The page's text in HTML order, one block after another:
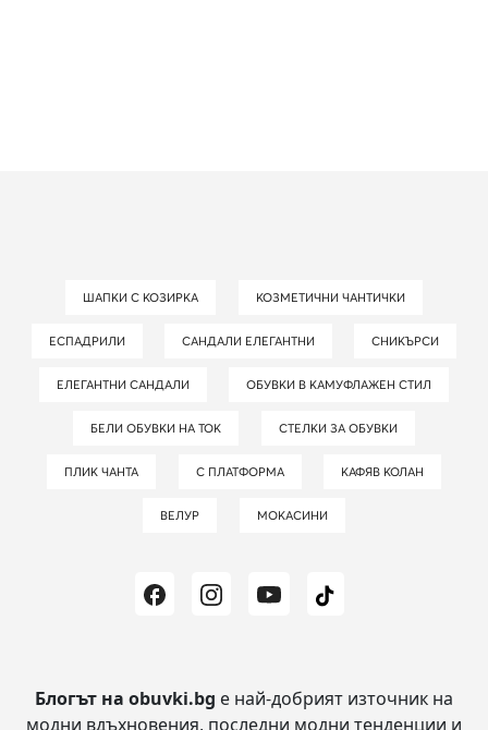
ШАПКИ С КОЗИРКА КОЗМЕТИЧНИ ЧАНТИЧКИ
ЕСПАДРИЛИ САНДАЛИ ЕЛЕГАНТНИ СНИКЪРСИ
ЕЛЕГАНТНИ САНДАЛИ ОБУВКИ В КАМУФЛАЖЕН СТИЛ
БЕЛИ ОБУВКИ НА ТОК СТЕЛКИ ЗА ОБУВКИ
ПЛИК ЧАНТА С ПЛАТФОРМА КАФЯВ КОЛАН
ВЕЛУР МОКАСИНИ
Блогът на obuvki.bg е най-добрият източник на
модни вдъхновения, последни модни тенденции и